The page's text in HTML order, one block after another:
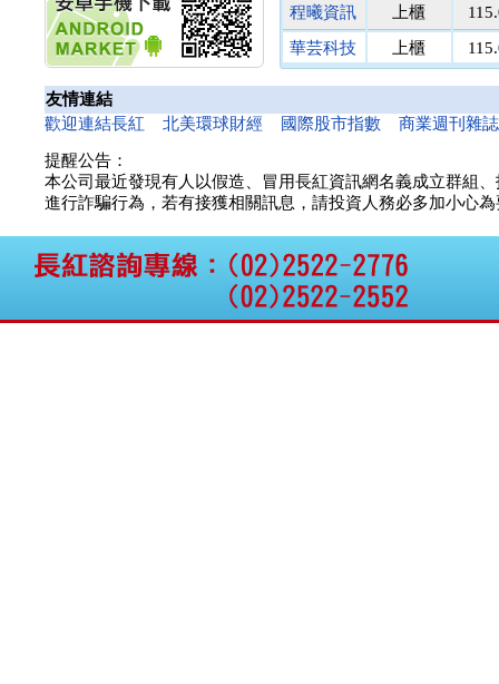
公告董事會決議發行員
工認股權
華旭先進:代重要子公司
公告董事會追認113年
向關係
碩通散熱股份有限公司
公告向關係人取得使用
權資產
BeliteBio,Inc公告受邀參
加第27屆眼
巨生生醫:公告本公司
MPB-1523MRI顯影劑-
南美特科
議價
台塑網科
70.00
捷揚光電
議價
新德科技
議價
諾瓦材料
議價
智安電子
議價
穩晟材料
騰錂鐳射
茂德科技
程曦資訊
上櫃
華芸科技
上櫃
精華生醫
上櫃
和亞智慧
上櫃
友情連結
歡迎連結長紅
北美環球財經 國際股市指數 商業週刊雜
提醒公告：
本公司最近發現有人以假造、冒用長紅資訊網名義成立群組
進行詐騙行為，若有接獲相關訊息，請投資人務必多加小心